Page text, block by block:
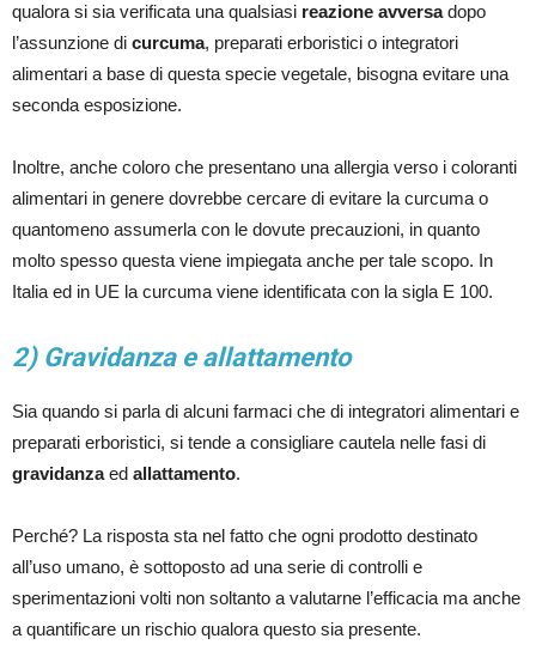
qualora si sia verificata una qualsiasi reazione avversadopo
l’assunzione di curcuma, preparati erboristici o integratori
alimentari a base di questa specie vegetale, bisogna evitare una
seconda esposizione.
Inoltre, anche coloro che presentano una allergia verso i coloranti
alimentari in genere dovrebbe cercare di evitare la curcuma o
quantomeno assumerla con le dovute precauzioni, in quanto
molto spesso questa viene impiegata anche per tale scopo. In
Italia ed in UE la curcuma viene identificata con la sigla E 100.
2) Gravidanza e allattamento
Sia quando si parla di alcuni farmaci che di integratori alimentari e
preparati erboristici, si tende a consigliare cautela nelle fasi di
gravidanzaed allattamento.
Perché? La risposta sta nel fatto che ogni prodotto destinato
all’uso umano, è sottoposto ad una serie di controlli e
sperimentazioni volti non soltanto a valutarne l’efficacia ma anche
a quantificare un rischio qualora questo sia presente.